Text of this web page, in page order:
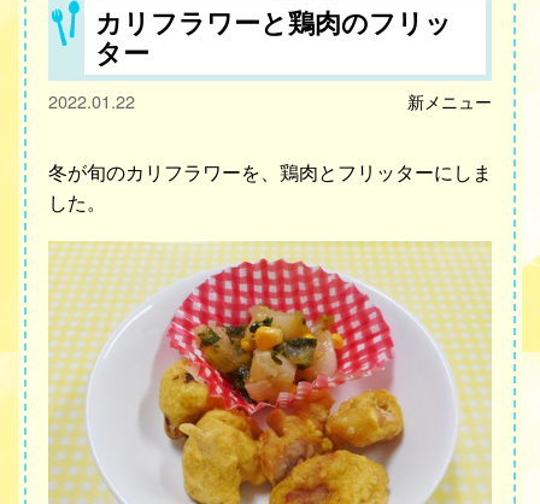
カリフラワーと鶏肉のフリッ
ター
2022.01.22 新メニュー
冬が旬のカリフラワーを、鶏肉とフリッターにしま
した。
給食室だより
あゆみギャラリー
プライバシーポリシー
サイトマップ